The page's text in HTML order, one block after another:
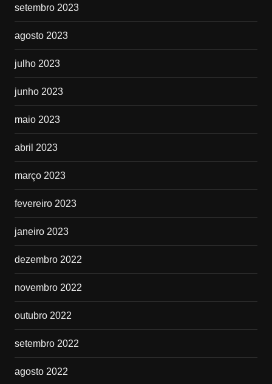
setembro 2023
agosto 2023
julho 2023
junho 2023
maio 2023
abril 2023
março 2023
fevereiro 2023
janeiro 2023
dezembro 2022
novembro 2022
outubro 2022
setembro 2022
agosto 2022